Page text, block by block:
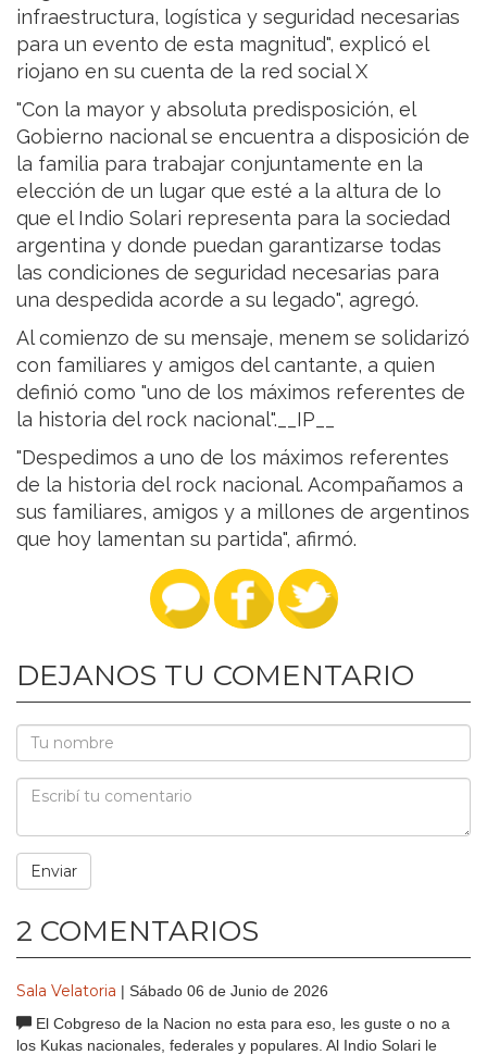
infraestructura, logística y seguridad necesarias
para un evento de esta magnitud", explicó el
riojano en su cuenta de la red social X
"Con la mayor y absoluta predisposición, el
Gobierno nacional se encuentra a disposición de
la familia para trabajar conjuntamente en la
elección de un lugar que esté a la altura de lo
que el Indio Solari representa para la sociedad
argentina y donde puedan garantizarse todas
las condiciones de seguridad necesarias para
una despedida acorde a su legado", agregó.
Al comienzo de su mensaje, menem se solidarizó
con familiares y amigos del cantante, a quien
definió como "uno de los máximos referentes de
la historia del rock nacional".__IP__
"Despedimos a uno de los máximos referentes
de la historia del rock nacional. Acompañamos a
sus familiares, amigos y a millones de argentinos
que hoy lamentan su partida", afirmó.
DEJANOS TU COMENTARIO
2 COMENTARIOS
Sala Velatoria | Sábado 06 de Junio de 2026
El Cobgreso de la Nacion no esta para eso, les guste o no a
los Kukas nacionales, federales y populares. Al Indio Solari le